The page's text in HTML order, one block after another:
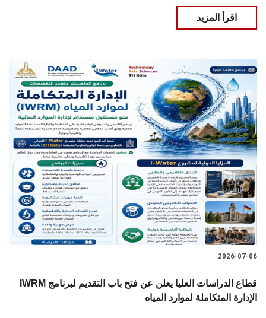
اقرأ المزيد
2026-07-06
IWRM قطاع الدراسات العليا يعلن عن فتح باب التقديم لبرنامج
الإدارة المتكاملة لموارد المياه